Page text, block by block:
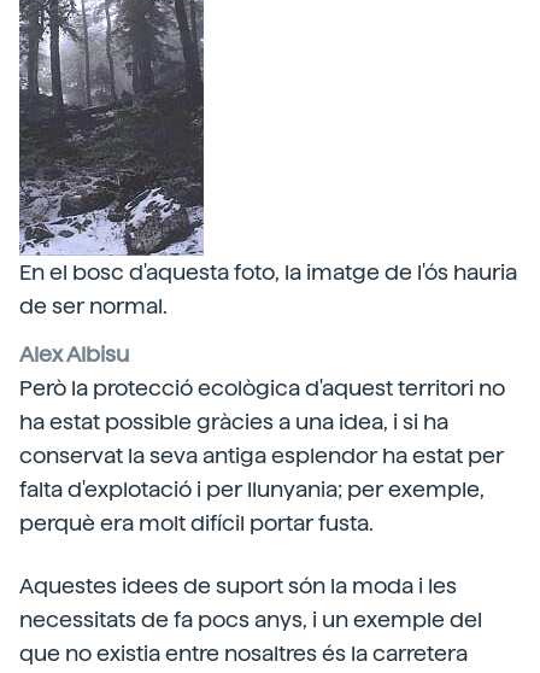
En el bosc d'aquesta foto, la imatge de l'ós hauria
de ser normal.
Alex Albisu
Però la protecció ecològica d'aquest territori no
ha estat possible gràcies a una idea, i si ha
conservat la seva antiga esplendor ha estat per
falta d'explotació i per llunyania; per exemple,
perquè era molt difícil portar fusta.
Aquestes idees de suport són la moda i les
necessitats de fa pocs anys, i un exemple del
que no existia entre nosaltres és la carretera